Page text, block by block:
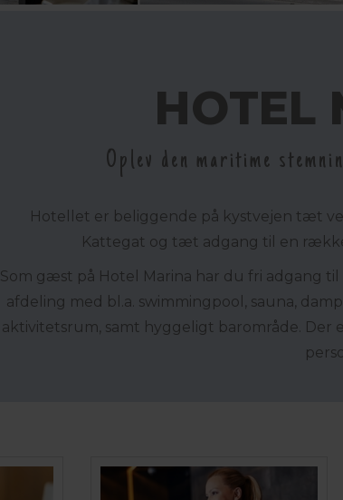
HOTEL
Oplev den maritime
Hotellet er beliggende på kystvejen tæt
Kattegat og tæt adgang til en
Som gæst på Hotel Marina har du fri adgang
afdeling med bl.a. swimmingpool, sauna,
aktivitetsrum, samt hyggeligt barområde. Der